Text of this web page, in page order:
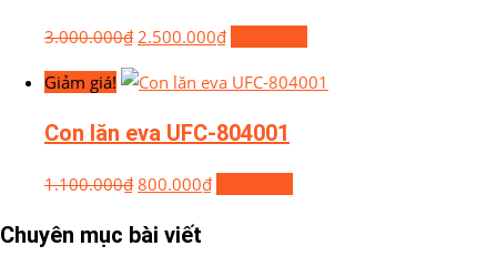
3.000.000₫ 2.500.000₫
Giảm giá!
Con lăn eva UFC-804001
1.100.000₫ 800.000₫
Chuyên mục bài viết